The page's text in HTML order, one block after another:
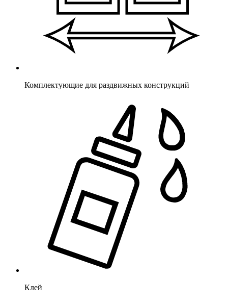
Комплектующие для раздвижных конструкций
Клей